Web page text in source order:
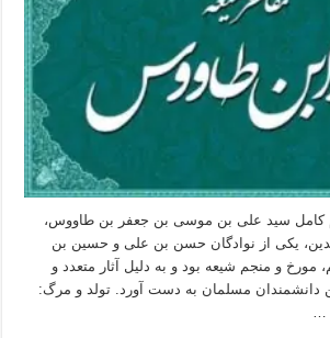
کامل سید علی بن موسی بن جعفر بن طاووس،
یکی از نوادگان حسن بن علی و حسین بن
مورخ و منجم شیعه بود و به دلیل آثار متعدد و
دانشمندان مسلمان به دست آورد. تولد و مرگ: